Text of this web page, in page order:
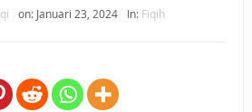
SEBELUM
on: Januari 23, 2024 In: Fiqih